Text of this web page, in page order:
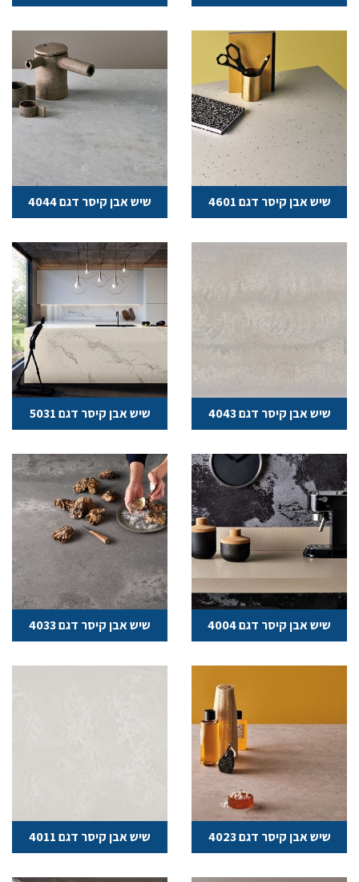
שיש אבן קיסר דגם 4601 שיש אבן קיסר דגם 4044
שיש אבן קיסר דגם 4043 שיש אבן קיסר דגם 5031
שיש אבן קיסר דגם 4004 שיש אבן קיסר דגם 4033
שיש אבן קיסר דגם 4023 שיש אבן קיסר דגם 4011